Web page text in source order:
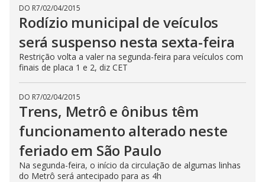
DO R7/02/04/2015
Rodízio municipal de veículos
será suspenso nesta sexta-feira
Restrição volta a valer na segunda-feira para veículos com
finais de placa 1 e 2, diz CET
DO R7/02/04/2015
Trens, Metrô e ônibus têm
funcionamento alterado neste
feriado em São Paulo
Na segunda-feira, o início da circulação de algumas linhas
do Metrô será antecipado para as 4h